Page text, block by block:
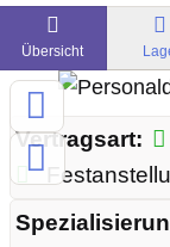
Übersicht
Vertragsart: